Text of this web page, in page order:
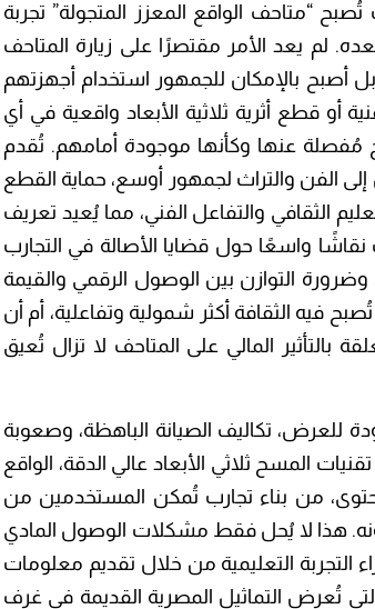
“متاحف الواقع المعزز المتجولة” تجربة
للجميع في منتصف عام 2025 وما بعده. لم يعد الأمر مقتصرًا على زيارة المتاحف
أصبح بالإمكان للجمهور استخدام أجهزتهم
أو قطع أثرية ثلاثية الأبعاد واقعية في أي
مُفصلة عنها وكأنها موجودة أمامهم. تُقدم
الفن والتراث لجمهور أوسع، حماية القطع
الثقافي والتفاعل الفني، مما يُعيد تعريف
نقاشًا واسعًا حول قضايا الأصالة في التجارب
وضرورة التوازن بين الوصول الرقمي والقيمة
فيه الثقافة أكثر شمولية وتفاعلية، أم أن
بالتأثير المالي على المتاحف لا تزال تُعيق
للعرض، تكاليف الصيانة الباهظة، وصعوبة
المسح ثلاثي الأبعاد عالي الدقة، الواقع
من بناء تجارب تُمكن المستخدمين من
هذا لا يُحل فقط مشكلات الوصول المادي
التجربة التعليمية من خلال تقديم معلومات
تُعرض التماثيل المصرية القديمة في غرف